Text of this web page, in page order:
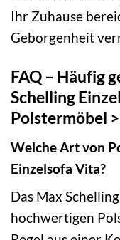
Ihr Zuhause
Geborgenheit
FAQ – Häufig
Schelling
Polstermöbel
Welche Art von
Einzelsofa Vita?
Das Max
hochwertigen